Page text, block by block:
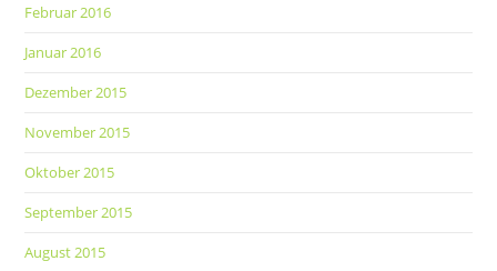
Februar 2016
Januar 2016
Dezember 2015
November 2015
Oktober 2015
September 2015
August 2015